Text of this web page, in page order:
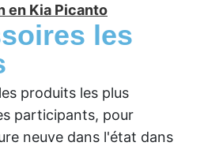
en Kia Picanto
les
produits les plus
participants, pour
neuve dans l'état dans